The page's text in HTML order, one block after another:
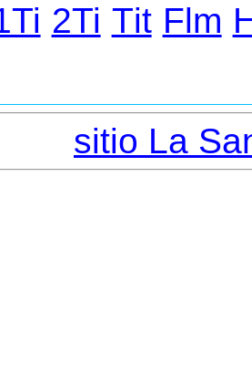
2Ti Тit Flm
sitio La